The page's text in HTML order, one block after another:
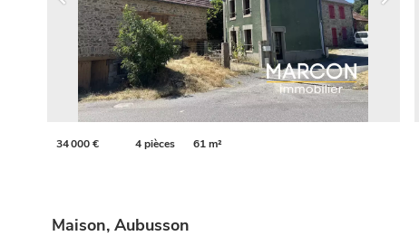
34 000 € 4 pièces 61 m²
Maison, Aubusson